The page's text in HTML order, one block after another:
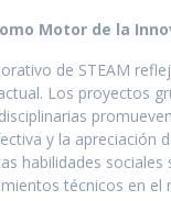
Motor de la
de STEAM
Los proyectos
y la apreciación
habilidades sociales
técnicos en el